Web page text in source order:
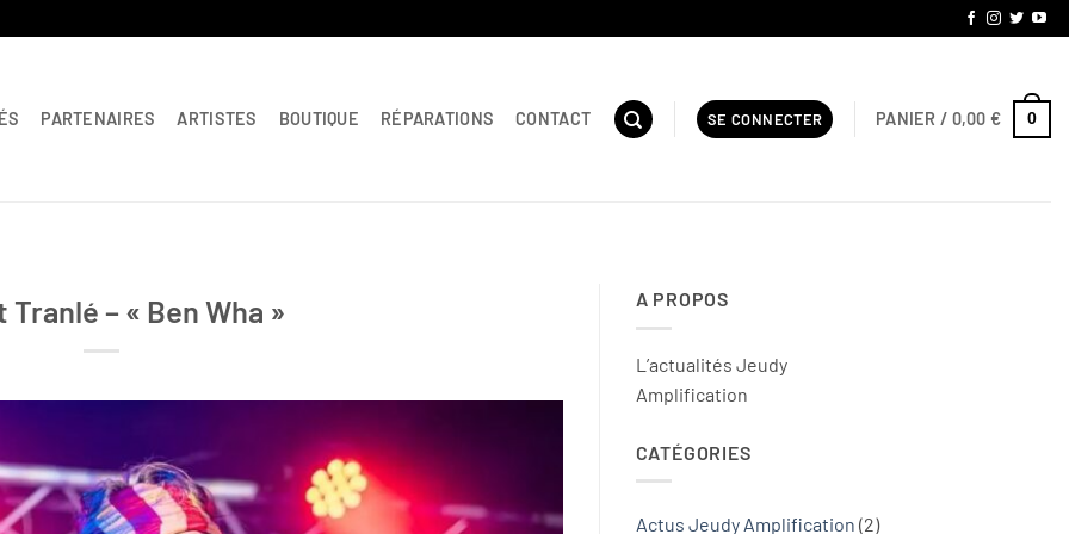
PARTENAIRES ARTISTES BOUTIQUE RÉPARATIONS CONTACT SE CONNECTER PANIER / 0,00€ 0
Tranlé – « Ben Wha » A PROPOS
L’actualités Jeudy
Amplification
CATÉGORIES
Actus Jeudy Amplification (2)